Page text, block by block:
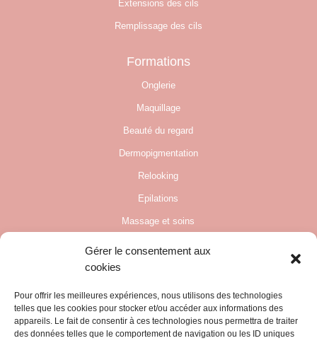
Gérer le consentement aux
cookies
Pour offrir les meilleures expériences, nous utilisons des technologies
telles que les cookies pour stocker et/ou accéder aux informations des
appareils. Le fait de consentir à ces technologies nous permettra de traiter
des données telles que le comportement de navigation ou les ID uniques
Extensions des cils
Remplissage des cils
Formations
Onglerie
Maquillage
Beauté du regard
Dermopigmentation
Relooking
Epilations
Massage et soins
Informations pratiques
Politique de confidentialité
Mentions légales